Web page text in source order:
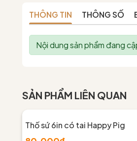
THÔNG TIN THÔNG SỐ
Nội dung sản phẩm đang
SẢN PHẨM LIÊN QUAN
Thố sứ 6in có tai Happy Pig